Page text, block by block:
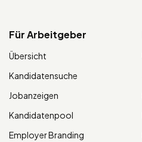
Für Arbeitgeber
Übersicht
Kandidatensuche
Jobanzeigen
Kandidatenpool
Employer Branding